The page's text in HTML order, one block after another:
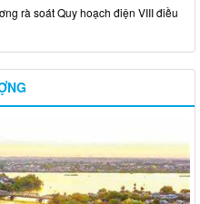
rà soát Quy hoạch điện VIII điều